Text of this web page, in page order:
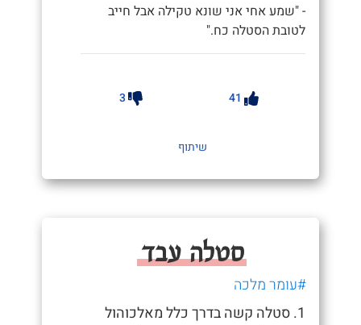
- "שמע אחי אני שונא טקילה אבל חייב
לטובת הסטלה כח."
41
3
שיתוף
סטלה עבד
#עומר מלכה
1. סטלה קשה בדרך כלל מאלכוהול